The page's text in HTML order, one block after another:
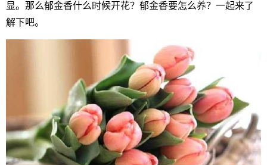
显。那么郁金香什么时候开花？郁金香要怎么养？一起来了
解下吧。